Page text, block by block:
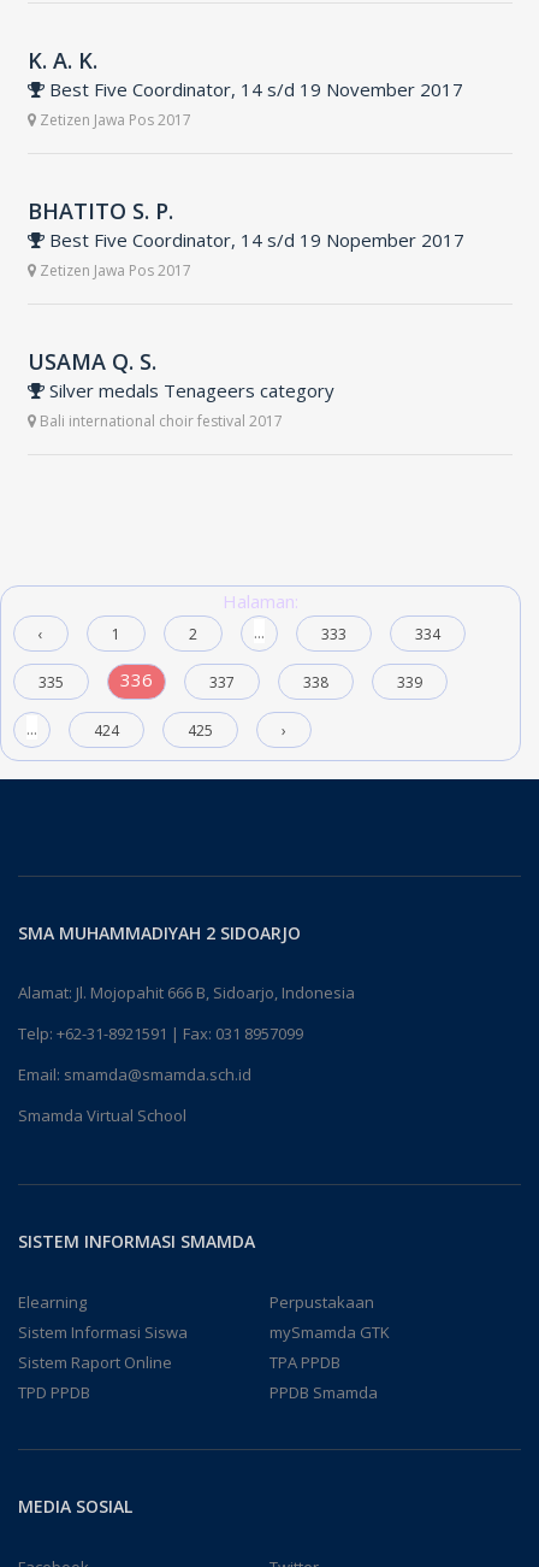
K. A. K.
Best Five Coordinator, 14 s/d 19 November 2017
Zetizen Jawa Pos 2017
BHATITO S. P.
Best Five Coordinator, 14 s/d 19 Nopember 2017
Zetizen Jawa Pos 2017
USAMA Q. S.
Silver medals Tenageers category
Bali international choir festival 2017
Halaman:
‹ 1 2 ... 333 334
335 336 337 338 339
... 424 425 ›
SMA MUHAMMADIYAH 2 SIDOARJO
Alamat: Jl. Mojopahit 666 B, Sidoarjo, Indonesia
Telp: +62-31-8921591 | Fax: 031 8957099
Email: smamda@smamda.sch.id
Smamda Virtual School
SISTEM INFORMASI SMAMDA
Elearning
Perpustakaan
Sistem Informasi Siswa
mySmamda GTK
Sistem Raport Online
TPA PPDB
TPD PPDB
PPDB Smamda
MEDIA SOSIAL